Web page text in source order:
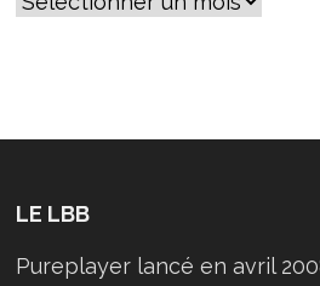
LE LBB
Pureplayer lancé en avril